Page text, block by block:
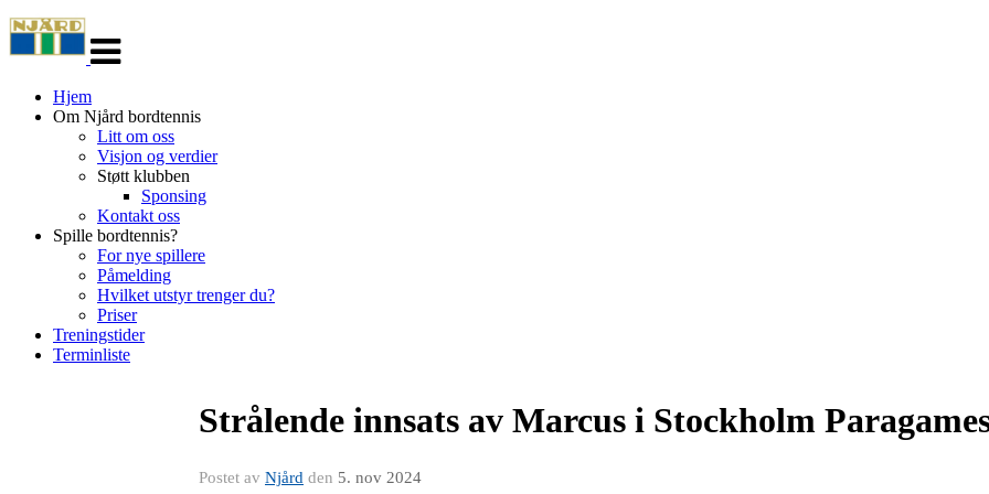
navigasjon
Hjem
Om Njård bordtennis
Litt om oss
Visjon og verdier
Støtt klubben
Sponsing
Kontakt oss
Spille bordtennis?
For nye spillere
Påmelding
Hvilket utstyr trenger du?
Priser
Treningstider
Terminliste
Strålende innsats av Marcus i Stockholm
Postet av Njård den 5. nov 2024